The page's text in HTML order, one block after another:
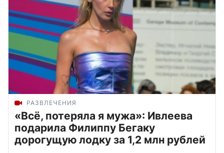
РАЗВЛЕЧЕНИЯ
«Всё, потеряла я мужа»: Ивлеева
подарила Филиппу Бегаку
дорогущую лодку за 1,2 млн рублей